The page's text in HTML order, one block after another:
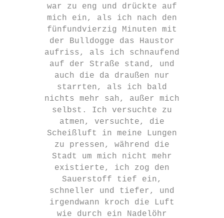
war zu eng und drückte auf
mich ein, als ich nach den
fünfundvierzig Minuten mit
der Bulldogge das Haustor
aufriss, als ich schnaufend
auf der Straße stand, und
auch die da draußen nur
starrten, als ich bald
nichts mehr sah, außer mich
selbst. Ich versuchte zu
atmen, versuchte, die
Scheißluft in meine Lungen
zu pressen, während die
Stadt um mich nicht mehr
existierte, ich zog den
Sauerstoff tief ein,
schneller und tiefer, und
irgendwann kroch die Luft
wie durch ein Nadelöhr